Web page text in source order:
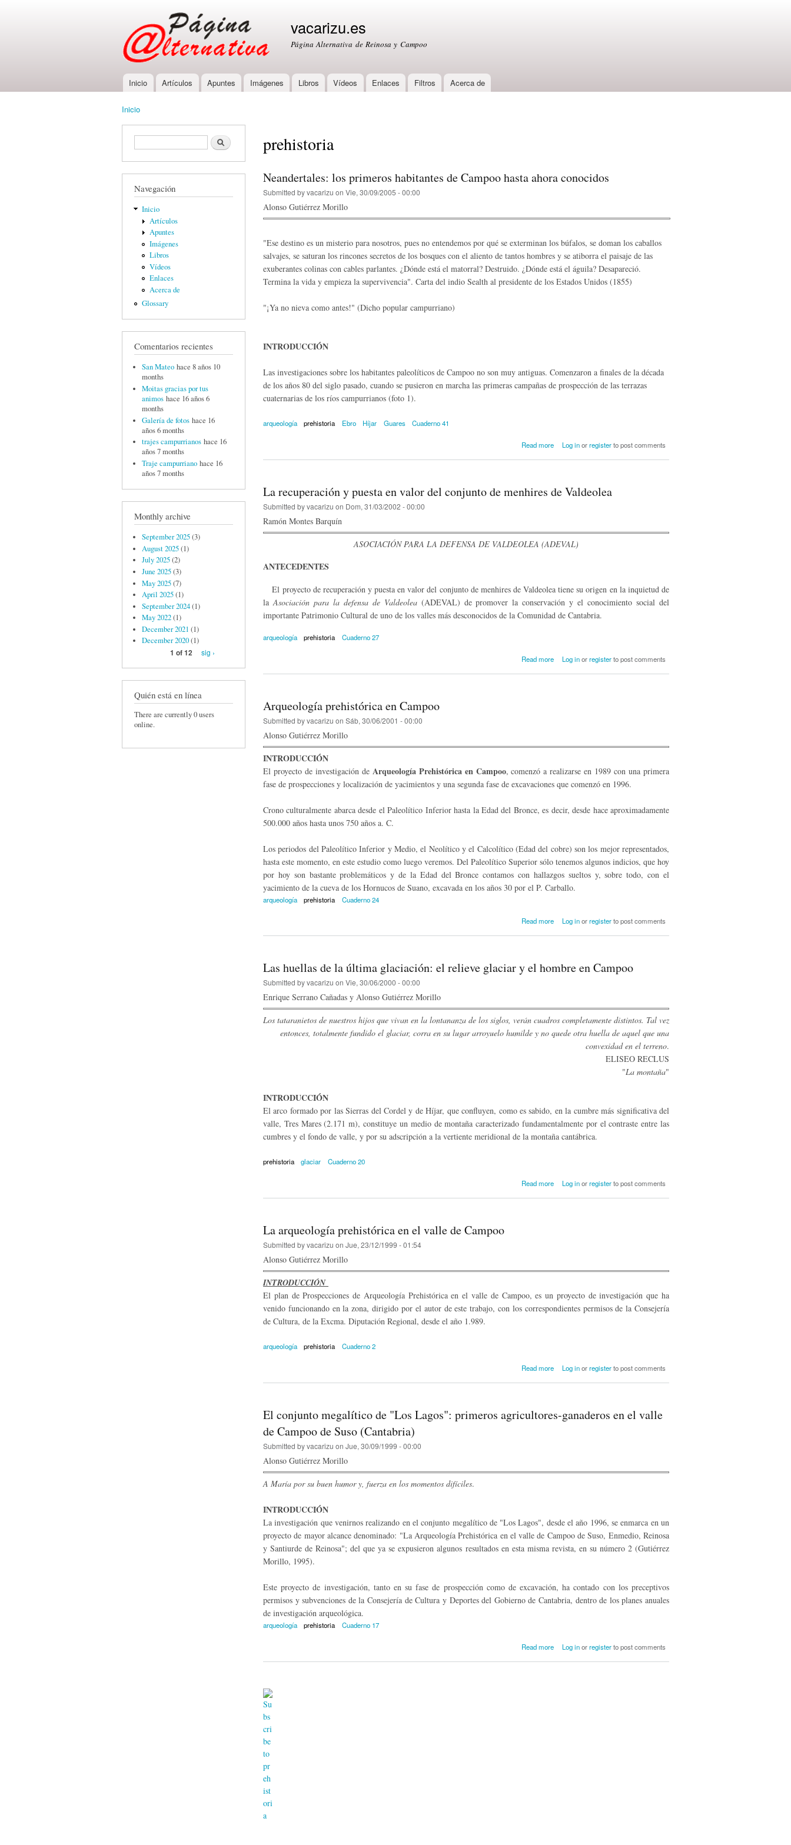
content
vacarizu.es
Página Alternativa de Reinosa y Campoo
Main menu
Inicio Artículos Apuntes Imágenes Libros Vídeos Enlaces Filtros Acerca de
Inicio
Formulario de búsquedaBuscar
Navegación
Inicio
Artículos
Apuntes
Imágenes
Libros
Vídeos
Enlaces
Acerca de
Glossary
Comentarios recientes
San Mateo hace 8 años 10
months
Moitas gracias por tus
animos hace 16 años 6
months
Galería de fotos hace 16
años 6 months
trajes campurrianos hace 16
años 7 months
Traje campurriano hace 16
años 7 months
Monthly archive
September 2025(3)
August 2025(1)
July 2025(2)
June 2025(3)
May 2025(7)
April 2025(1)
September 2024(1)
May 2022(1)
December 2021 (1)
December 2020(1)
1 of 12
sig ›
Quién está en línea
There are currently 0 users
online.
prehistoria
Neandertales: los primeros habitantes de Campoo hasta ahora conocidos
Submitted byvacarizu on Vie, 30/09/2005 - 00:00
Alonso Gutiérrez Morillo
"Ese destino es un misterio para nosotros, pues no entendemos por qué se exterminan los búfalos, se doman los caballos
salvajes, se saturan los rincones secretos de los bosques con el aliento de tantos hombres y se atiborra el paisaje de las
exuberantes colinas con cables parlantes. ¿Dónde está el matorral? Destruido. ¿Dónde está el águila? Desapareció.
Termina la vida y empieza la supervivencia". Carta del indio Sealth al presidente de los Estados Unidos (1855)
"¡Ya no nieva como antes!" (Dicho popular campurriano)
INTRODUCCIÓN
Las investigaciones sobre los habitantes paleolíticos de Campoo no son muy antiguas. Comenzaron a finales de la década
de los años 80 del siglo pasado, cuando se pusieron en marcha las primeras campañas de prospección de las terrazas
cuaternarias de los ríos campurrianos (foto 1).
arqueología prehistoria Ebro Híjar Guares Cuaderno 41
Read more
about Neandertales: los primeros
conocidos
Log inorregisterto post comments
La recuperación y puesta en valor del conjunto de menhires de Valdeolea
Submitted byvacarizu on Dom, 31/03/2002 - 00:00
Ramón Montes Barquín
ASOCIACIÓN PARA LA DEFENSA DE VALDEOLEA (ADEVAL)
ANTECEDENTES
El proyecto de recuperación y puesta en valor del conjunto de menhires de Valdeolea tiene su origen en la inquietud de
laAsociación para la defensa de Valdeolea(ADEVAL) de promover la conservación y el conocimiento social del
importante Patrimonio Cultural de uno de los valles más desconocidos de la Comunidad de Cantabria.
arqueología prehistoria Cuaderno 27
Read more
about La recuperación y puesta en valor
Log inorregisterto post comments
Arqueología prehistórica en Campoo
Submitted byvacarizu on Sáb, 30/06/2001 - 00:00
Alonso Gutiérrez Morillo
INTRODUCCIÓN
El proyecto de investigación de Arqueología Prehistórica en Campoo, comenzó a realizarse en 1989 con una primera
fase de prospecciones y localización de yacimientos y una segunda fase de excavaciones que comenzó en 1996.
Crono culturalmente abarca desde el Paleolítico Inferior hasta la Edad del Bronce, es decir, desde hace aproximadamente
500.000 años hasta unos 750 años a. C.
Los periodos del Paleolítico Inferior y Medio, el Neolítico y el Calcolítico (Edad del cobre) son los mejor representados,
hasta este momento, en este estudio como luego veremos. Del Paleolítico Superior sólo tenemos algunos indicios, que hoy
por hoy son bastante problemáticos y de la Edad del Bronce contamos con hallazgos sueltos y, sobre todo, con el
yacimiento de la cueva de los Hornucos de Suano, excavada en los años 30 por el P. Carballo.
arqueología prehistoria Cuaderno 24
Read more
about Arqueología prehistórica en
Log inorregisterto post comments
Las huellas de la última glaciación: el relieve glaciar y el hombre en Campoo
Submitted byvacarizu on Vie, 30/06/2000 - 00:00
Enrique Serrano Cañadas y Alonso Gutiérrez Morillo
Los tataranietos de nuestros hijos que vivan en la lontananza de los siglos, verán cuadros completamente distintos. Tal vez
entonces, totalmente fundido el glaciar, corra en su lugar arroyuelo humilde y no quede otra huella de aquel que una
convexidad en el terreno.
ELISEO RECLUS
"La montaña"
INTRODUCCIÓN
El arco formado por las Sierras del Cordel y de Híjar, que confluyen, como es sabido, en la cumbre más significativa del
valle, Tres Mares (2.171 m), constituye un medio de montaña caracterizado fundamentalmente por el contraste entre las
cumbres y el fondo de valle, y por su adscripción a la vertiente meridional de la montaña cantábrica.
prehistoria glaciar Cuaderno 20
Read more
about Las huellas de la última glaciación:
Log inorregisterto post comments
La arqueología prehistórica en el valle de Campoo
Submitted byvacarizu on Jue, 23/12/1999 - 01:54
Alonso Gutiérrez Morillo
INTRODUCCIÓN
El plan de Prospecciones de Arqueología Prehistórica en el valle de Campoo, es un proyecto de investigación que ha
venido funcionando en la zona, dirigido por el autor de este trabajo, con los correspondientes permisos de la Consejería
de Cultura, de la Excma. Diputación Regional, desde el año 1.989.
arqueología prehistoria Cuaderno 2
Read more
about La arqueología prehistórica en el
Log inorregisterto post comments
El conjunto megalítico de "Los Lagos": primeros agricultores-ganaderos en el valle
de Campoo de Suso (Cantabria)
Submitted byvacarizu on Jue, 30/09/1999 - 00:00
Alonso Gutiérrez Morillo
A María por su buen humor y, fuerza en los momentos difíciles.
INTRODUCCIÓN
La investigación que venirnos realizando en el conjunto megalítico de "Los Lagos", desde el año 1996, se enmarca en un
proyecto de mayor alcance denominado: "La Arqueología Prehistórica en el valle de Campoo de Suso, Enmedio, Reinosa
y Santiurde de Reinosa"; del que ya se expusieron algunos resultados en esta misma revista, en su número 2 (Gutiérrez
Morillo, 1995).
Este proyecto de investigación, tanto en su fase de prospección como de excavación, ha contado con los preceptivos
permisos y subvenciones de la Consejería de Cultura y Deportes del Gobierno de Cantabria, dentro de los planes anuales
de investigación arqueológica.
arqueología prehistoria Cuaderno 17
Read more
about El conjunto megalítico de "Los
en el valle de Campoo de Suso
Log inorregisterto post comments